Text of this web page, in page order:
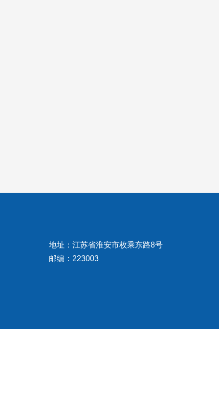
地址：江苏省淮安市枚乘东路8号
邮编：223003